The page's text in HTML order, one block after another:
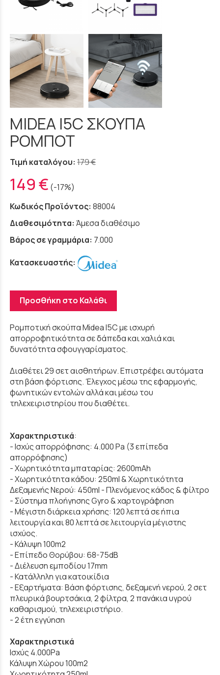
MIDEA I5C ΣΚΟΥΠΑ
ΡΟΜΠΟΤ
Τιμή καταλόγου: 179 €
149 € (-17%)
Κωδικός Προϊόντος: 88004
Διαθεσιμότητα: Άμεσα διαθέσιμο
Βάρος σε γραμμάρια: 7.000
Κατασκευαστής:
Προσθήκη στο Καλάθι
Ρομποτική σκούπα Midea I5C με ισχυρή
απορροφητικότητα σε δάπεδα και χαλιά και
δυνατότητα σφουγγαρίσματος.
Διαθέτει 29 σετ αισθητήρων. Επιστρέφει αυτόματα
στη βάση φόρτισης. Έλεγχος μέσω της εφαρμογής,
φωνητικών εντολών αλλά και μέσω του
τηλεχειριστηρίου που διαθέτει.
Χαρακτηριστικά:
- Ισχύς απορρόφησης: 4.000 Pa (3 επίπεδα
απορρόφησης)
- Xωρητικότητα μπαταρίας: 2600mAh
- Χωρητικότητα κάδου: 250ml & Χωρητικότητα
Δεξαμενής Νερού: 450ml - Πλενόμενος κάδος & φίλτρο
- Σύστημα πλοήγησης Gyro & χαρτογράφηση
- Μέγιστη διάρκεια χρήσης: 120 λεπτά σε ήπια
λειτουργία και 80 λεπτά σε λειτουργία μέγιστης
ισχύος.
- Κάλυψη 100m2
- Επίπεδο Θορύβου: 68-75dB
- Διέλευση εμποδίου 17mm
- Κατάλληλη για κατοικίδια
- Εξαρτήματα: Βάση φόρτισης, δεξαμενή νερού, 2 σετ
πλευρικά βουρτσάκια, 2 φίλτρα, 2 πανάκια υγρού
καθαρισμού, τηλεχειριστήριο.
- 2 έτη εγγύηση
Χαρακτηριστικά
Ισχύς 4.000Pa
Κάλυψη Χώρου 100m2